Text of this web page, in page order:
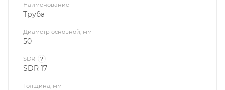
Наименование
Труба
Диаметр основной, мм
50
SDR ?
SDR 17
Толщина, мм